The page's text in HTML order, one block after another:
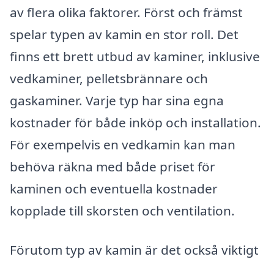
av flera olika faktorer. Först och främst
spelar typen av kamin en stor roll. Det
finns ett brett utbud av kaminer, inklusive
vedkaminer, pelletsbrännare och
gaskaminer. Varje typ har sina egna
kostnader för både inköp och installation.
För exempelvis en vedkamin kan man
behöva räkna med både priset för
kaminen och eventuella kostnader
kopplade till skorsten och ventilation.
Förutom typ av kamin är det också viktigt